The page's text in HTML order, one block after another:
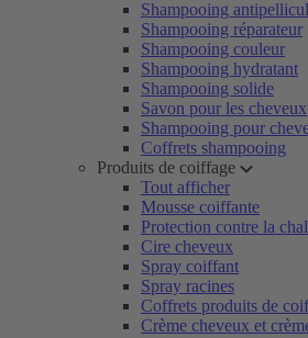
Shampooing
Shampooing réparateur
Shampooing couleur
Shampooing hydratant
Shampooing solide
Savon pour les cheveux
Shampooing pour
Coffrets shampooing
Produits de coiffage
Tout afficher
Mousse coiffante
Protection contre la
Cire cheveux
Spray coiffant
Spray racines
Coffrets produits de
Crème cheveux et